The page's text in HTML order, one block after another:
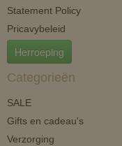
Statement Policy
Pricavybeleid
Herroeping
Categorieën
SALE
Gifts en cadeau's
Verzorging